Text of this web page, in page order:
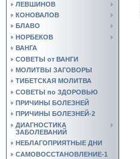
ЛЕВШИНОВ
КОНОВАЛОВ
БЛАВО
НОРБЕКОВ
ВАНГА
СОВЕТЫ от ВАНГИ
МОЛИТВЫ ЗАГОВОРЫ
ТИБЕТСКАЯ МОЛИТВА
СОВЕТЫ по ЗДОРОВЬЮ
ПРИЧИНЫ БОЛЕЗНЕЙ
ПРИЧИНЫ БОЛЕЗНЕЙ-2
ДИАГНОСТИКА
ЗАБОЛЕВАНИЙ
НЕБЛАГОПРИЯТНЫЕ ДНИ
САМОВОССТАНОВЛЕНИЕ-1